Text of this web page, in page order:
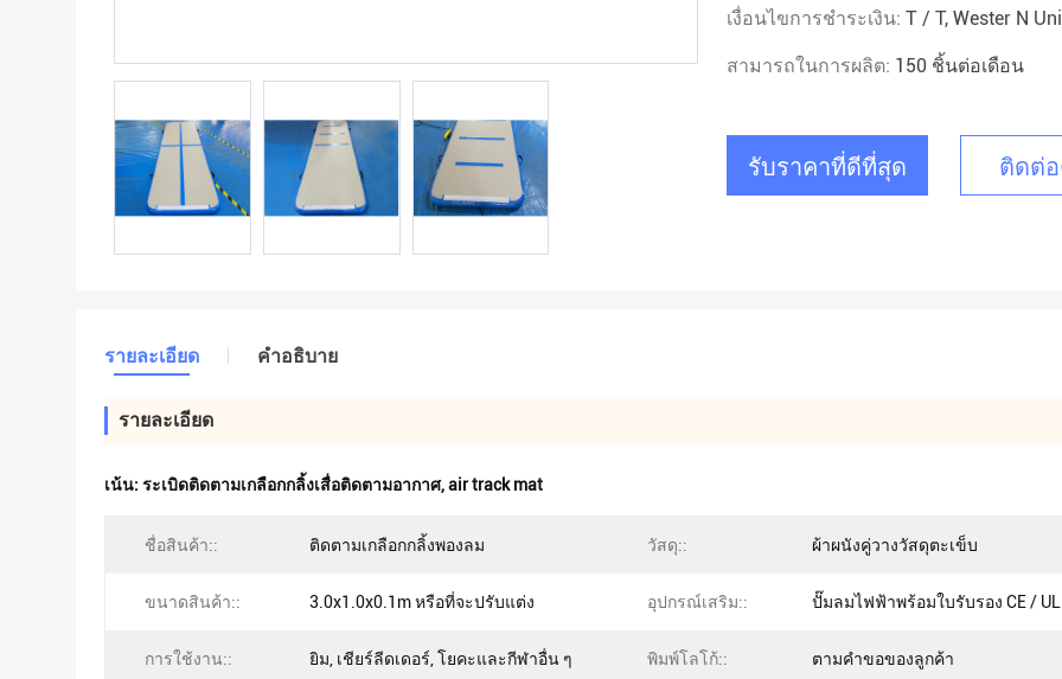
เงื่อนไขการชำระเงิน: T / T, Wester N
สามารถในการผลิต: 150 ชิ้นต่อเดือน
รับราคาที่ดีที่สุด ติดต่
รายละเอียด คําอธิบาย
รายละเอียด
เน้น: ระเบิดติดตามเกลือกกลิ้งเสื่อติดตามอากาศ,air track mat
ชื่อสินค้า:: ติดตามเกลือกกลิ้งพองลม วัสดุ:: ผ้าผนังคู่วางวัสดุตะเข็บ
ขนาดสินค้า:: 3.0x1.0x0.1m หรือที่จะปรับแต่ง อุปกรณ์เสริม:: ปั๊มลมไฟฟ้าพร้อมใบรับรอง CE / UL
การใช้งาน:: ยิม, เชียร์ลีดเดอร์, โยคะและกีฬาอื่น ๆ พิมพ์โลโก้:: ตามคำขอของลูกค้า